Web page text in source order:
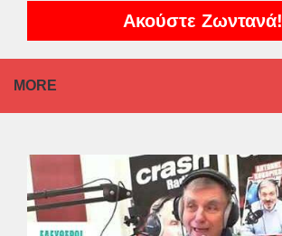
Ακούστε Ζωντανά!
MORE